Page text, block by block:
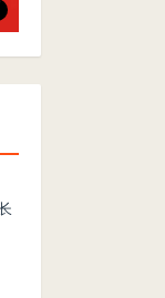
志愿者招募